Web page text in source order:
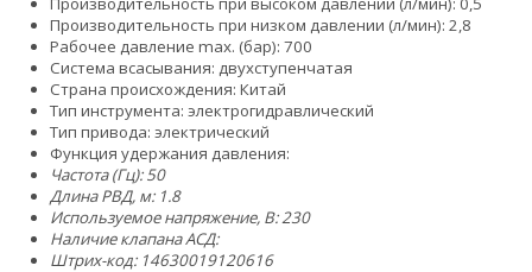
Производительность при низком давлении (л/мин): 2,8
Рабочее давление max. (бар): 700
Система всасывания: двухступенчатая
Страна происхождения: Китай
Тип инструмента: электрогидравлический
Тип привода: электрический
Функция удержания давления:
Частота (Гц): 50
Длина РВД, м: 1.8
Используемое напряжение, В: 230
Наличие клапана АСД:
Штрих-код: 14630019120616